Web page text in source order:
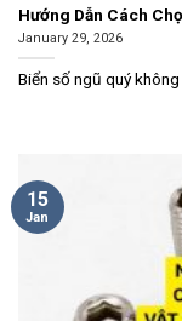
Hướng Dẫn Cách
January 29, 2026
Biển số ngũ quý
15
Jan